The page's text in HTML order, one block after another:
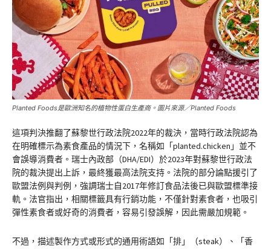
Planted Foods是歐洲知名的植物性蛋白生產商。圖片來源／Planted Foods
這項判決推翻了蘇黎世行政法院2022年的裁決，當時行政法院認為
在明確標示為素食產品的情況下，名稱如「planted.chicken」並不
會誤導消費者。瑞士內政部（DHA/EDI）於2023年對蘇黎世行政法
院的裁決提出上訴，最終獲最高法院支持。法院的部分論點援引了
歐盟法例與判例，強調瑞士自2017年修訂食品法後已與歐盟標準接
軌。法官指出，相關標籤具有行銷功能，不僅針對素食者，也吸引
彈性素食者或好奇的消費者，容易引發誤解，因此需嚴加規範。
不過，描述製作方式或形式的通用術語如「排」（steak）、「香